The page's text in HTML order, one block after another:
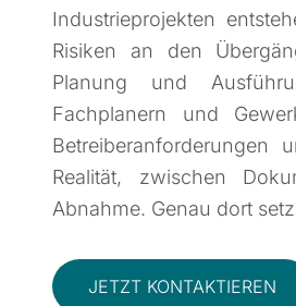
Industrieprojekten
Risiken an den
Planung und
Fachplanern und
Betreiberanforderungen
Realität, zwischen
Abnahme. Genau dort
JETZT KONTAKTIEREN